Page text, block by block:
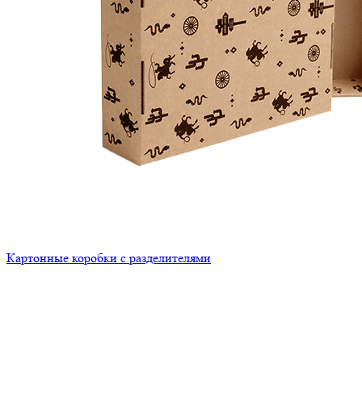
Картонные коробки с разделителями